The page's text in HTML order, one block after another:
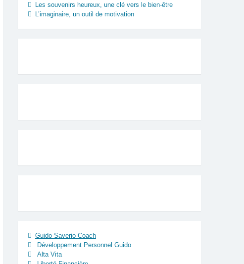
Les souvenirs heureux, une clé vers le bien-être
L’imaginaire, un outil de motivation
Guido Saverio Coach
Développement Personnel Guido
Alta Vita